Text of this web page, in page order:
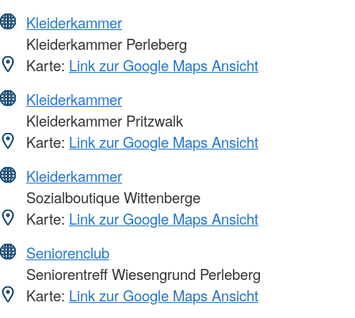
Kleiderkammer
Kleiderkammer Perleberg
Karte: Link zur Google Maps Ansicht
Kleiderkammer
Kleiderkammer Pritzwalk
Karte: Link zur Google Maps Ansicht
Kleiderkammer
Sozialboutique Wittenberge
Karte: Link zur Google Maps Ansicht
Seniorenclub
Seniorentreff Wiesengrund Perleberg
Karte: Link zur Google Maps Ansicht